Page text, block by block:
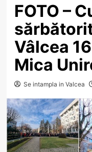
FOTO –
Vâlcea
Mica
Se intampla in Valcea